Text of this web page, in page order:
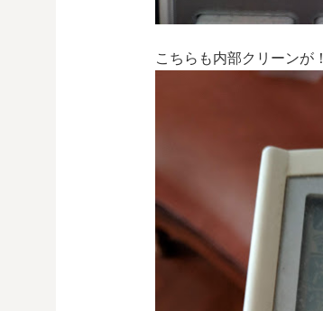
こちらも内部クリーンが！